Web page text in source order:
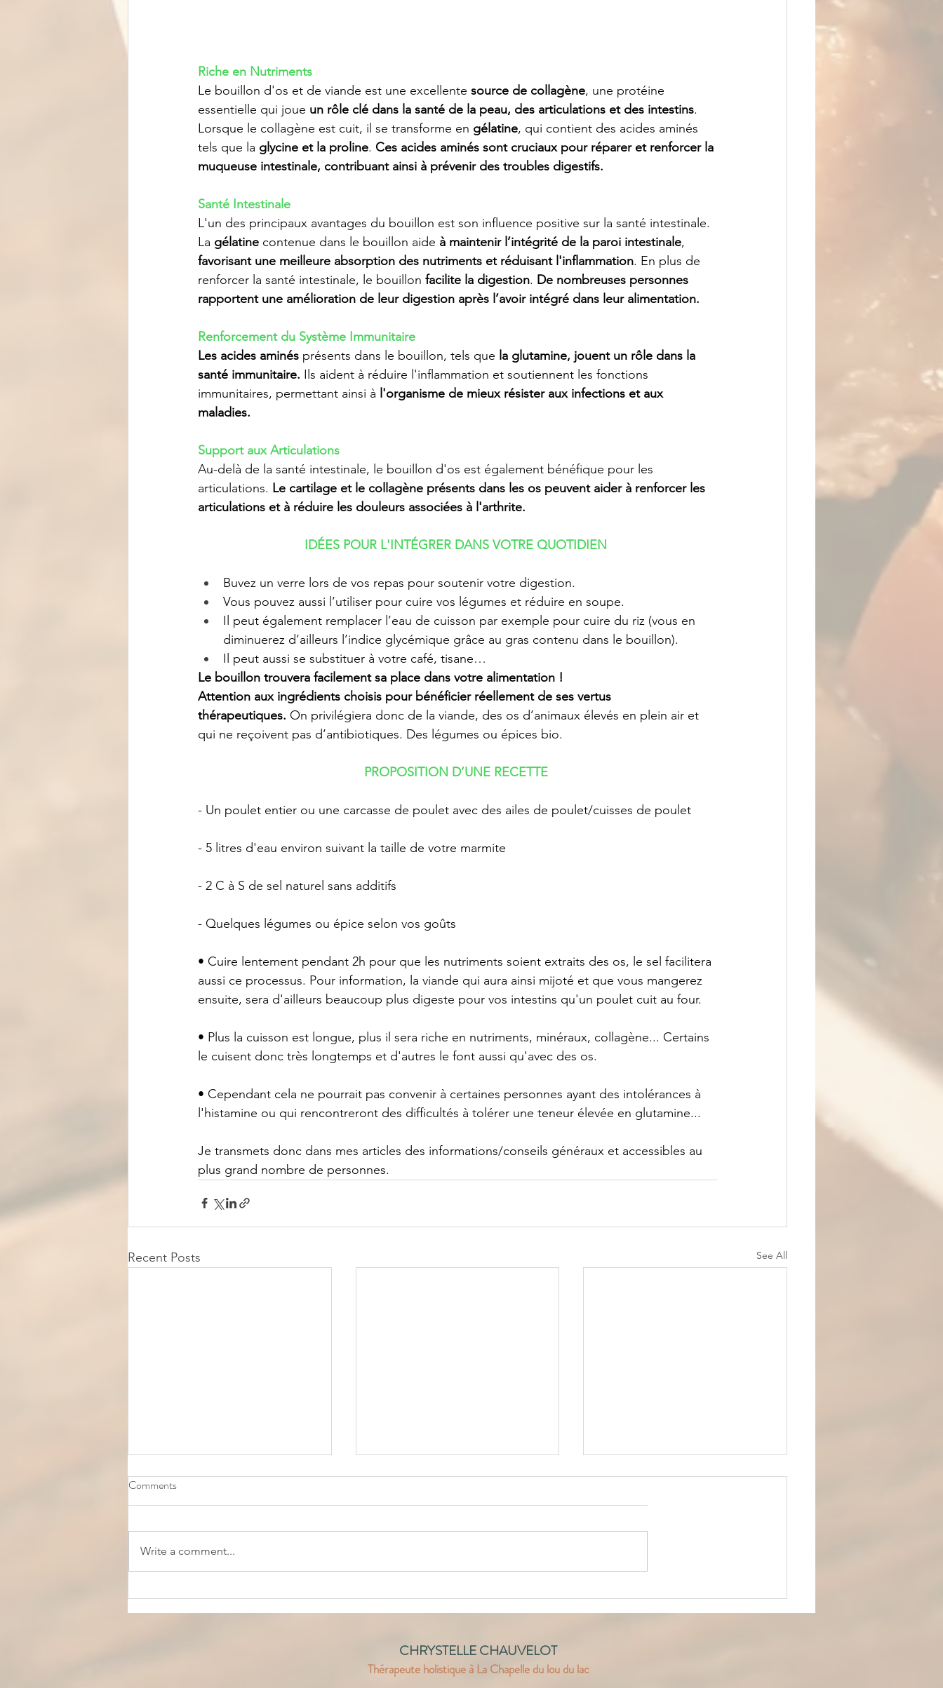
Riche en Nutriments
Le bouillon d'os et de viande est une excellente source de collagène, une protéine
essentielle qui joue un rôle clé dans la santé de la peau, des articulations et des intestins.
Lorsque le collagène est cuit, il se transforme en gélatine, qui contient des acides aminés
tels que la glycine et la proline. Ces acides aminés sont cruciaux pour réparer et renforcer la
muqueuse intestinale, contribuant ainsi à prévenir des troubles digestifs.
Santé Intestinale
L'un des principaux avantages du bouillon est son influence positive sur la santé intestinale.
La gélatine contenue dans le bouillon aide à maintenir l’intégrité de la paroi intestinale,
favorisant une meilleure absorption des nutriments et réduisant l'inflammation. En plus de
renforcer la santé intestinale, le bouillon facilite la digestion. De nombreuses personnes
rapportent une amélioration de leur digestion après l’avoir intégré dans leur alimentation.
Renforcement du Système Immunitaire
Les acides aminés présents dans le bouillon, tels que la glutamine, jouent un rôle dans la
santé immunitaire. Ils aident à réduire l'inflammation et soutiennent les fonctions
immunitaires, permettant ainsi à l'organisme de mieux résister aux infections et aux
maladies.
Support aux Articulations
Au-delà de la santé intestinale, le bouillon d'os est également bénéfique pour les
articulations. Le cartilage et le collagène présents dans les os peuvent aider à renforcer les
articulations et à réduire les douleurs associées à l'arthrite.
IDÉES POUR L'INTÉGRER DANS VOTRE QUOTIDIEN
Buvez un verre lors de vos repas pour soutenir votre digestion.
Vous pouvez aussi l’utiliser pour cuire vos légumes et réduire en soupe.
Il peut également remplacer l’eau de cuisson par exemple pour cuire du riz (vous en
diminuerez d’ailleurs l’indice glycémique grâce au gras contenu dans le bouillon).
Il peut aussi se substituer à votre café, tisane…
Le bouillon trouvera facilement sa place dans votre alimentation !
Attention aux ingrédients choisis pour bénéficier réellement de ses vertus
thérapeutiques. On privilégiera donc de la viande, des os d’animaux élevés en plein air et
qui ne reçoivent pas d’antibiotiques. Des légumes ou épices bio.
PROPOSITION D’UNE RECETTE
- Un poulet entier ou une carcasse de poulet avec des ailes de poulet/cuisses de poulet
- 5 litres d'eau environ suivant la taille de votre marmite
- 2 C à S de sel naturel sans additifs
- Quelques légumes ou épice selon vos goûts
• Cuire lentement pendant 2h pour que les nutriments soient extraits des os, le sel facilitera
aussi ce processus. Pour information, la viande qui aura ainsi mijoté et que vous mangerez
ensuite, sera d'ailleurs beaucoup plus digeste pour vos intestins qu'un poulet cuit au four.
• Plus la cuisson est longue, plus il sera riche en nutriments, minéraux, collagène... Certains
le cuisent donc très longtemps et d'autres le font aussi qu'avec des os.
• Cependant cela ne pourrait pas convenir à certaines personnes ayant des intolérances à
l'histamine ou qui rencontreront des difficultés à tolérer une teneur élevée en glutamine...
Je transmets donc dans mes articles des informations/conseils généraux et accessibles au
plus grand nombre de personnes.
Recent Posts See All
Les Bienfaits des Yaourts
Fermentés 24h
Votre estomac manque t-il
d'acidité gastrique ?
Chou lactofermenté : focus sur la
choucroute
Comments
Write a comment...
CHRYSTELLE CHAUVELOT
Thérapeute holistique à La Chapelle du lou du lac